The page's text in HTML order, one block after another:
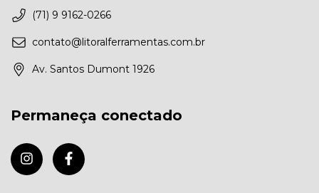
(71) 9 9162-0266
contato@litoralferramentas.com.br
Av. Santos Dumont 1926
Permaneça conectado